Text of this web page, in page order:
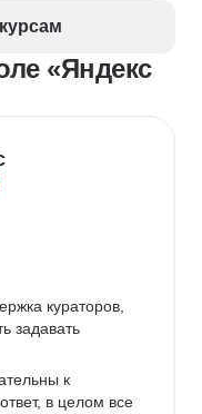
«Яндекс
кураторов,
задавать
к
в целом все